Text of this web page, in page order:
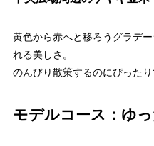
黄色から赤へと移ろうグラデ
れる美しさ。
のんびり散策するのにぴったり
モデルコース：ゆ